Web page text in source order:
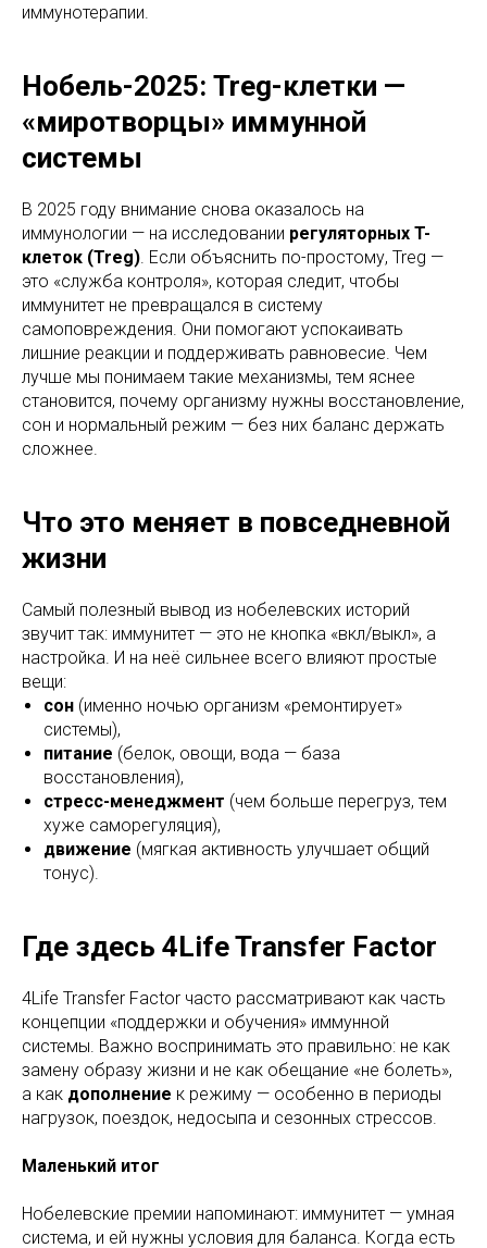
иммунотерапии.
Нобель-2025: Treg-клетки —
«миротворцы» иммунной
системы
В 2025 году внимание снова оказалось на
иммунологии — на исследовании регуляторных T-
клеток (Treg). Если объяснить по-простому, Treg —
это «служба контроля», которая следит, чтобы
иммунитет не превращался в систему
самоповреждения. Они помогают успокаивать
лишние реакции и поддерживать равновесие. Чем
лучше мы понимаем такие механизмы, тем яснее
становится, почему организму нужны восстановление,
сон и нормальный режим — без них баланс держать
сложнее.
Что это меняет в повседневной
жизни
Самый полезный вывод из нобелевских историй
звучит так: иммунитет — это не кнопка «вкл/выкл», а
настройка. И на неё сильнее всего влияют простые
вещи:
сон (именно ночью организм «ремонтирует»
системы),
питание (белок, овощи, вода — база
восстановления),
стресс-менеджмент (чем больше перегруз, тем
хуже саморегуляция),
движение (мягкая активность улучшает общий
тонус).
Где здесь 4Life Transfer Factor
4Life Transfer Factor часто рассматривают как часть
концепции «поддержки и обучения» иммунной
системы. Важно воспринимать это правильно: не как
замену образу жизни и не как обещание «не болеть»,
а как дополнение к режиму — особенно в периоды
нагрузок, поездок, недосыпа и сезонных стрессов.
Маленький итог
Нобелевские премии напоминают: иммунитет — умная
система, и ей нужны условия для баланса. Когда есть